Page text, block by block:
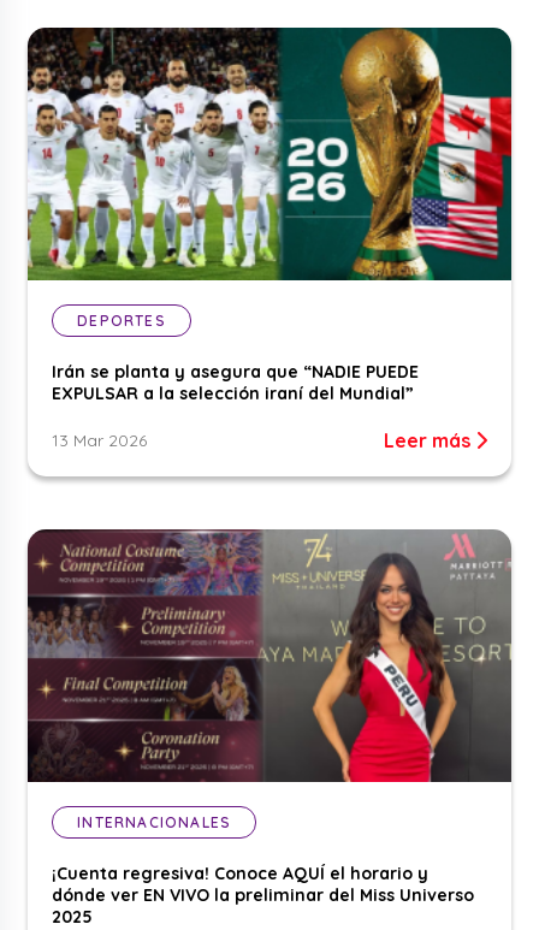
DEPORTES
Irán se planta y asegura que “NADIE PUEDE
EXPULSAR a la selección iraní del Mundial”
13 Mar 2026 Leer más
INTERNACIONALES
¡Cuenta regresiva! Conoce AQUÍ el horario y
dónde ver EN VIVO la preliminar del Miss Universo
2025